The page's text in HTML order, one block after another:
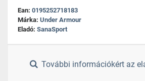
Ean: 0195252718183
Márka: Under Armour
Eladó: SanaSport
További információkért az